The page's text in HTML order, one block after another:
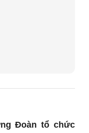
Đoàn tổ chức